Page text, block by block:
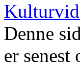
Denne
er senest